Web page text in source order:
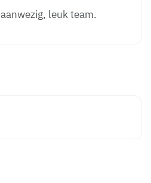
leuk team.